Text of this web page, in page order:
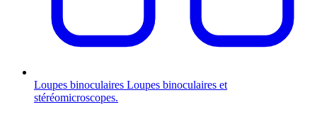
Loupes binoculaires Loupes binoculaires et
stéréomicroscopes.